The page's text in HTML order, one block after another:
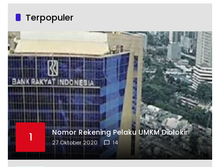
Terpopuler
1 Nomor Rekening Pelaku UMKM Diblokir
27 Oktober 2020 14